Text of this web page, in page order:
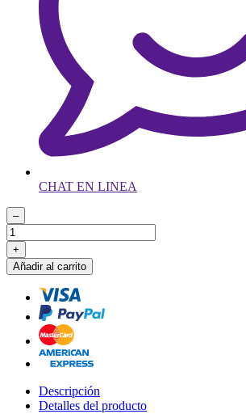
CHAT EN LINEA
–
+
Añadir al carrito
Descripción
Detalles del producto